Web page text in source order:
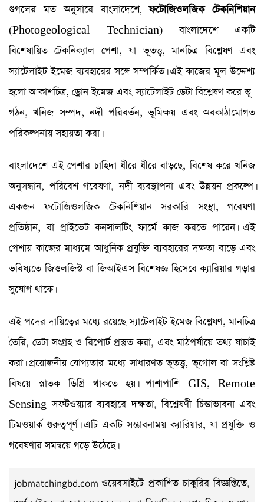
গুগলের মত অনুসারে বাংলাদেশে,ফটোজিওলজিক টেকনিশিয়ান
(Photogeological Technician) বাংলাদেশে একটি
বিশেষায়িত টেকনিক্যাল পেশা, যা ভূতত্ত্ব, মানচিত্র বিশ্লেষণ এবং
স্যাটেলাইট ইমেজ ব্যবহারের সঙ্গে সম্পর্কিত। এই কাজের মূল উদ্দেশ্য
হলো আকাশচিত্র, ড্রোন ইমেজ এবং স্যাটেলাইট ডেটা বিশ্লেষণ করে ভূ-
গঠন, খনিজ সম্পদ, নদী পরিবর্তন, ভূমিক্ষয় এবং অবকাঠামোগত
পরিকল্পনায় সহায়তা করা।
বাংলাদেশে এই পেশার চাহিদা ধীরে ধীরে বাড়ছে, বিশেষ করে খনিজ
অনুসন্ধান, পরিবেশ গবেষণা, নদী ব্যবস্থাপনা এবং উন্নয়ন প্রকল্পে।
একজন ফটোজিওলজিক টেকনিশিয়ান সরকারি সংস্থা, গবেষণা
প্রতিষ্ঠান, বা প্রাইভেট কনসালটিং ফার্মে কাজ করতে পারেন। এই
পেশায় কাজের মাধ্যমে আধুনিক প্রযুক্তি ব্যবহারের দক্ষতা বাড়ে এবং
ভবিষ্যতে জিওলজিস্ট বা জিআইএস বিশেষজ্ঞ হিসেবে ক্যারিয়ার গড়ার
সুযোগ থাকে।
এই পদের দায়িত্বের মধ্যে রয়েছে স্যাটেলাইট ইমেজ বিশ্লেষণ, মানচিত্র
তৈরি, ডেটা সংগ্রহ ও রিপোর্ট প্রস্তুত করা, এবং মাঠপর্যায়ে তথ্য যাচাই
করা। প্রয়োজনীয় যোগ্যতার মধ্যে সাধারণত ভূতত্ত্ব, ভূগোল বা সংশ্লিষ্ট
বিষয়ে স্নাতক ডিগ্রি থাকতে হয়। পাশাপাশি GIS, Remote
Sensing সফটওয়্যার ব্যবহারে দক্ষতা, বিশ্লেষণী চিন্তাভাবনা এবং
টিমওয়ার্ক গুরুত্বপূর্ণ। এটি একটি সম্ভাবনাময় ক্যারিয়ার, যা প্রযুক্তি ও
গবেষণার সমন্বয়ে গড়ে উঠেছে।
jobmatchingbd.comওয়েবসাইটে প্রকাশিত চাকুরির বিজ্ঞপ্তিতে,